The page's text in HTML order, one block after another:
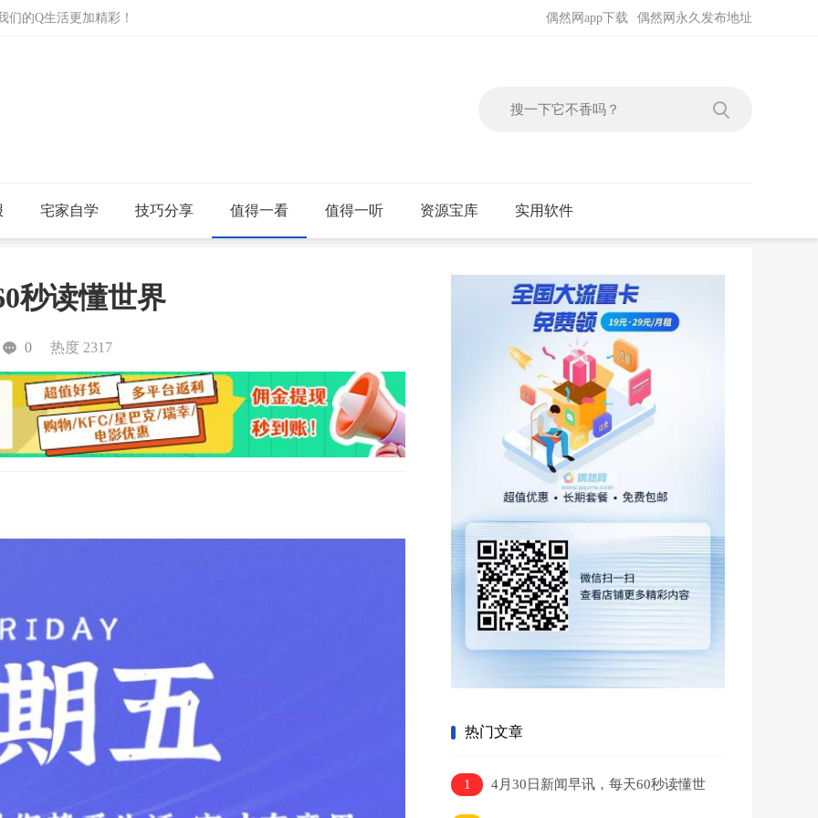
的Q生活更加精彩！ 偶然网永久发布地址
偶然网app下载
宅家自学 技巧分享 值得一看 值得一听 资源宝库 实用软件
秒读懂世界
0 热度 2317
热门文章
1
4月30日新闻早讯，每天60秒读懂世
界